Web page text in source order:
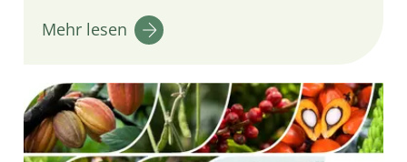
Mehr lesen